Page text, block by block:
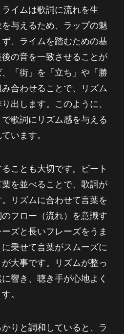
イムは歌詞に流れを生
与えるため、ラップの魅
、ライムを踏むための基
の音を一致させることが
「街」を「立ち」や「勝
合わせることで、リズム
出します。このように、
歌詞にリズム感を与える
います。
ことも大切です。ビート
を並べることで、歌詞が
リズムに合わせて言葉を
フロー（流れ）を意識す
ズと長いフレーズをうま
乗せて言葉がスムーズに
大事です。リズムが整っ
響き、聴き手が心地よく
。
りと調和していると、ラ